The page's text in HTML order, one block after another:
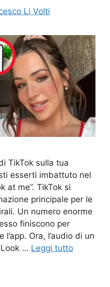
Li Volti
TikTok sulla tua
esserti imbattuto nel
at me”. TikTok si
principale per le
Un numero enorme
finiscono per
Ora, l’audio di un
Look … Leggi tutto